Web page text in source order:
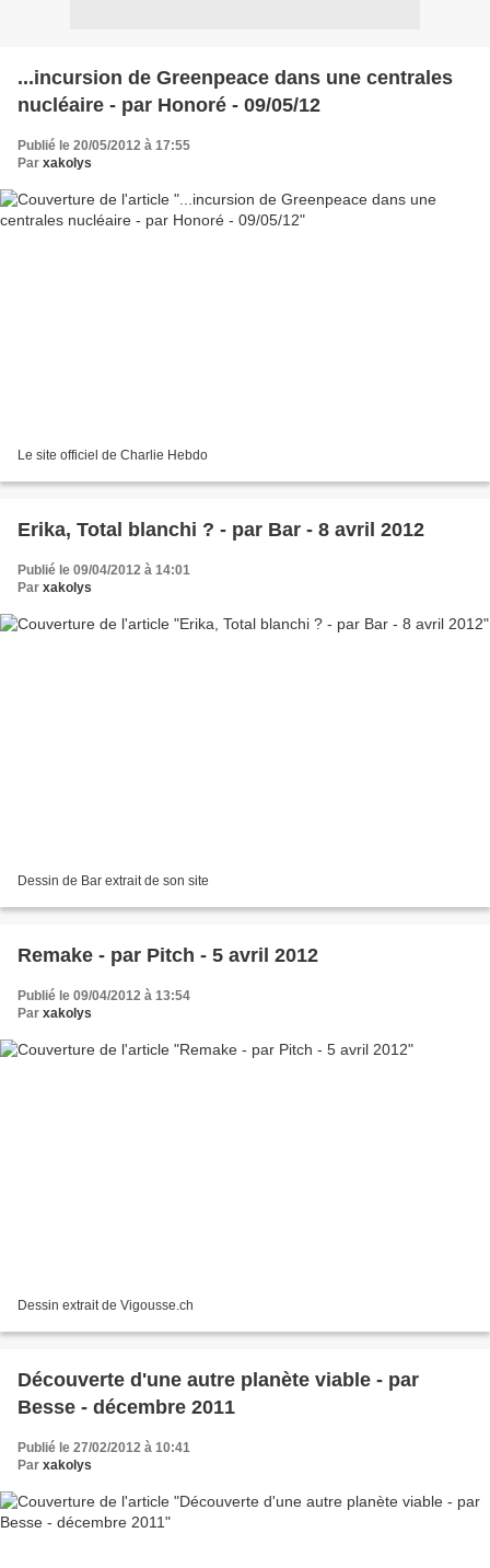
...incursion de Greenpeace dans une centrales
nucléaire - par Honoré - 09/05/12
Publié le 20/05/2012 à 17:55
Par xakolys
Le site officiel de Charlie Hebdo
Erika, Total blanchi ? - par Bar - 8 avril 2012
Publié le 09/04/2012 à 14:01
Par xakolys
Dessin de Bar extrait de son site
Remake - par Pitch - 5 avril 2012
Publié le 09/04/2012 à 13:54
Par xakolys
Dessin extrait de Vigousse.ch
Découverte d'une autre planète viable - par
Besse - décembre 2011
Publié le 27/02/2012 à 10:41
Par xakolys